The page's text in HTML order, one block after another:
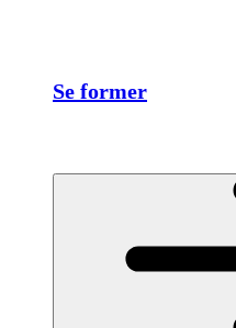
Se former